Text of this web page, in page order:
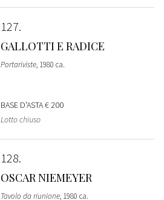
127
GALLOTTI E RADICE
Portariviste, 1980 ca.
BASE D'ASTA€ 200
Lotto chiuso
128
OSCAR NIEMEYER
Tavolo da riunione, 1980 ca.